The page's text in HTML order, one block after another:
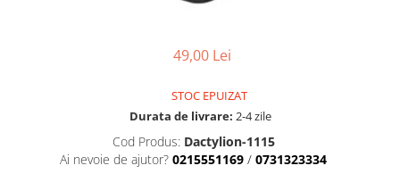
49,00 Lei
STOC EPUIZAT
Durata de livrare: 2-4 zile
Cod Produs: Dactylion-1115
Ai nevoie de ajutor? 0215551169 / 0731323334